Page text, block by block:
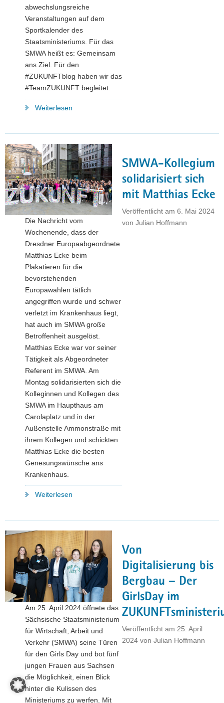
abwechslungsreiche
Veranstaltungen auf dem
Sportkalender des
Staatsministeriums. Für das
SMWA heißt es: Gemeinsam
ans Ziel. Für den
#ZUKUNFTblog haben wir das
#TeamZUKUNFT begleitet.
Weiterlesen
des
SMWA
ist
auf
dem
Asphalt,
Wasser
und
der
Yogamatte
aktiv"
SMWA-Kollegium
solidarisiert sich
mit Matthias Ecke
Veröffentlicht am 6. Mai 2024
von Julian Hoffmann
Die Nachricht vom
Wochenende, dass der
Dresdner Europaabgeordnete
Matthias Ecke beim
Plakatieren für die
bevorstehenden
Europawahlen tätlich
angegriffen wurde und schwer
verletzt im Krankenhaus liegt,
hat auch im SMWA große
Betroffenheit ausgelöst.
Matthias Ecke war vor seiner
Tätigkeit als Abgeordneter
Referent im SMWA. Am
Montag solidarisierten sich die
Kolleginnen und Kollegen des
SMWA im Haupthaus am
Carolaplatz und in der
Außenstelle Ammonstraße mit
ihrem Kollegen und schickten
Matthias Ecke die besten
Genesungswünsche ans
Krankenhaus.
Weiterlesen
sich
mit
Matthias
Ecke "
Von
Digitalisierung bis
Bergbau – Der
GirlsDay im
Veröffentlicht am 25. April
2024 von Julian Hoffmann
Am 25. April 2024 öffnete das
Sächsische Staatsministerium
für Wirtschaft, Arbeit und
Verkehr (SMWA) seine Türen
für den Girls Day und bot fünf
jungen Frauen aus Sachsen
die Möglichkeit, einen Blick
hinter die Kulissen des
Ministeriums zu werfen. Mit